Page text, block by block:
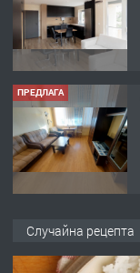
ПРЕДЛАГА
Случайна рецепта